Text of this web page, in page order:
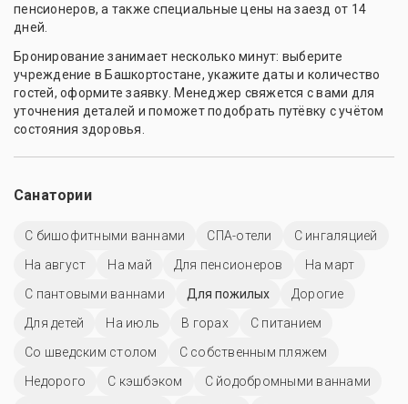
пенсионеров, а также специальные цены на заезд от 14
дней.
Бронирование занимает несколько минут: выберите
учреждение в Башкортостане, укажите даты и количество
гостей, оформите заявку. Менеджер свяжется с вами для
уточнения деталей и поможет подобрать путёвку с учётом
состояния здоровья.
Санатории
С бишофитными ваннами СПА-отели
С ингаляцией
На август
На май Для пенсионеров
На март
С пантовыми ваннами
Для пожилых
Дорогие
Для детей
На июль В горах
С питанием
Со шведским столом
С собственным пляжем
Недорого
С кэшбэком
С йодобромными ваннами